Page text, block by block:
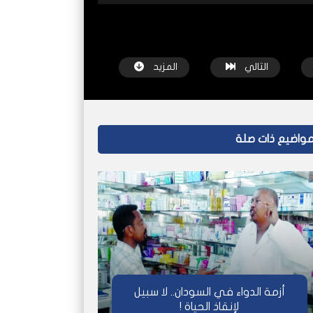
التالي المزيد
شاهد لاحقاً
السودانيون في ليبيا.. مواجهة الكراهية
وخطر عصابات الاتجار بالبشر
شبكة عاين قبل سنة واحدة
ذات صلة
أزمة الدواء في السودان.. لا سبيل
لإنقاذ الحياة !